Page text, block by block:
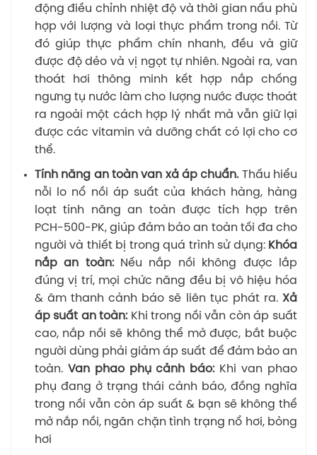
động điều chỉnh nhiệt độ và thời gian nấu phù
hợp với lượng và loại thực phẩm trong nồi. Từ
đó giúp thực phẩm chín nhanh, đều và giữ
được độ dẻo và vị ngọt tự nhiên. Ngoài ra, van
thoát hơi thông minh kết hợp nắp chống
ngưng tụ nước làm cho lượng nước được thoát
ra ngoài một cách hợp lý nhất mà vẫn giữ lại
được các vitamin và dưỡng chất có lợi cho cơ
thể.
Tính năng an toàn van xả áp chuẩn.Thấu hiểu
nỗi lo nổ nồi áp suất của khách hàng, hàng
loạt tính năng an toàn được tích hợp trên
PCH-500-PK, giúp đảm bảo an toàn tối đa cho
người và thiết bị trong quá trình sử dụng: Khóa
nắp an toàn:Nếu nắp nồi không được lắp
đúng vị trí, mọi chức năng đều bị vô hiệu hóa
& âm thanh cảnh báo sẽ liên tục phát ra.Xả
áp suất an toàn:Khi trong nồi vẫn còn áp suất
cao, nắp nồi sẽ không thể mở được, bắt buộc
người dùng phải giảm áp suất để đảm bảo an
toàn. Van phao phụ cảnh báo:Khi van phao
phụ đang ở trạng thái cảnh báo, đồng nghĩa
trong nồi vẫn còn áp suất & bạn sẽ không thể
mở nắp nồi, ngăn chặn tình trạng nổ hơi, bỏng
hơi